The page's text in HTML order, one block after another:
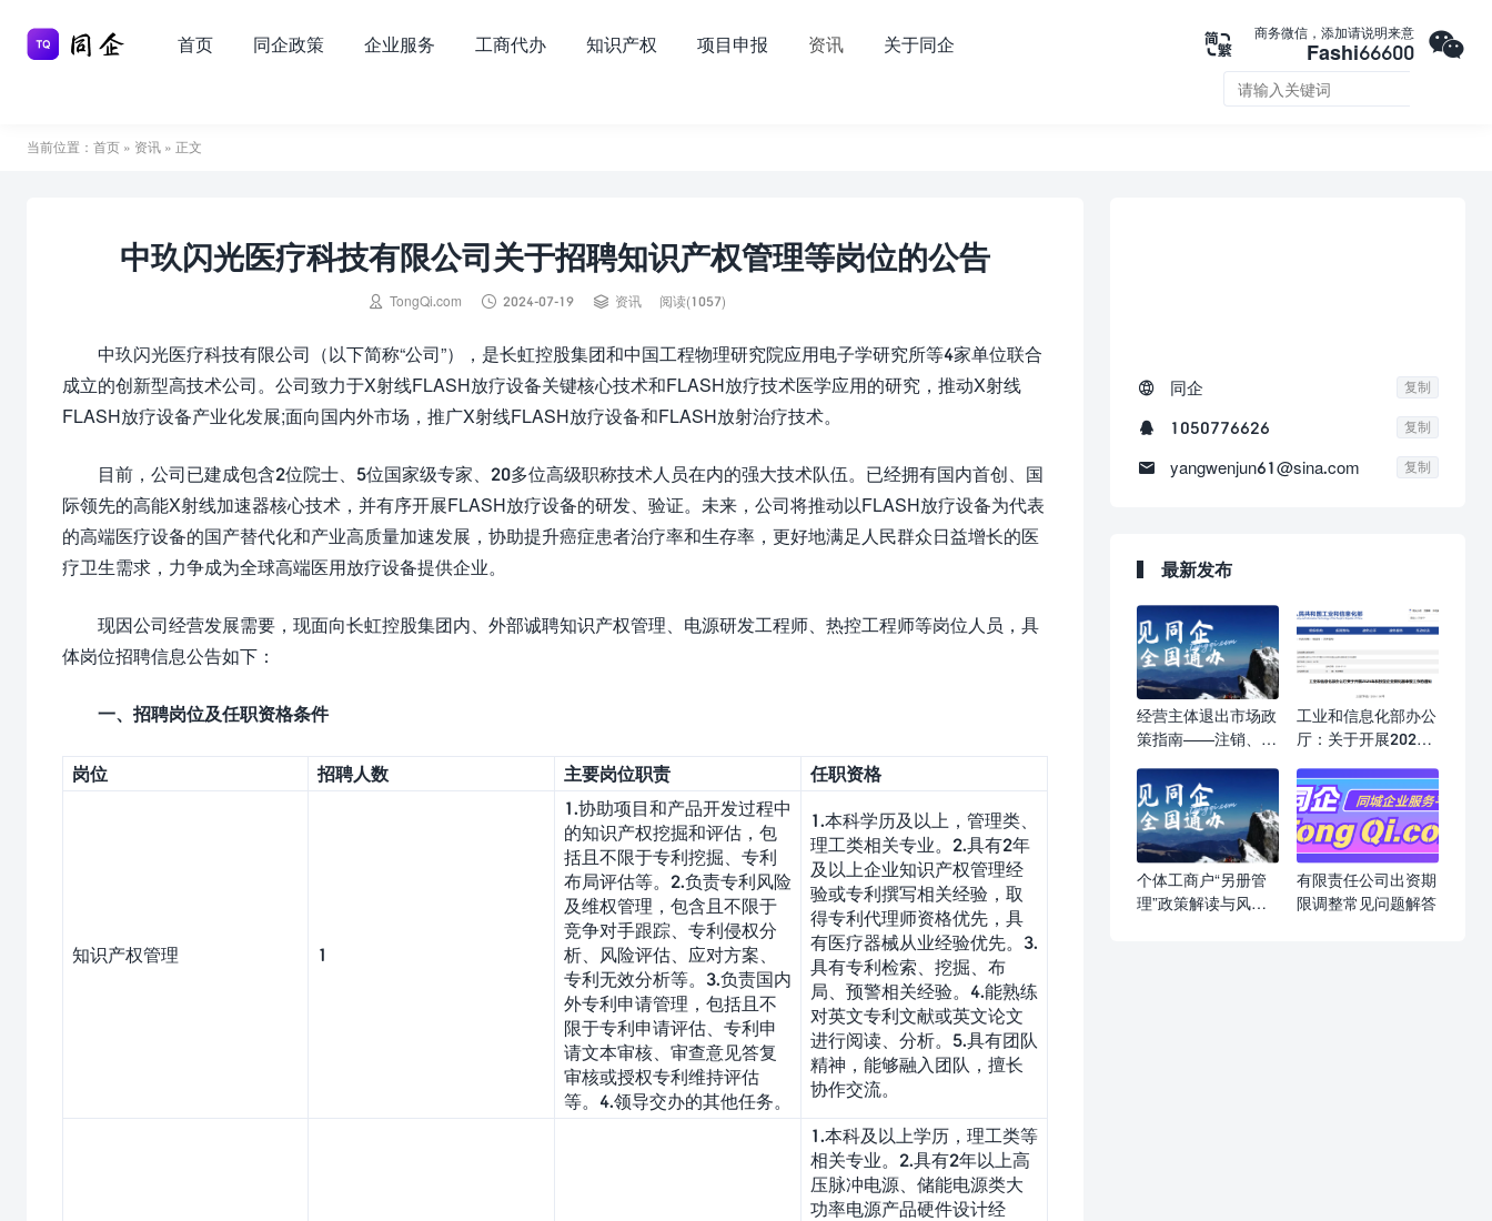
商务微信，添加请说明来意
Fashi66600 

首页 同企政策 企业服务 工商代办 知识产权 项目申报 资讯 关于同企
当前位置： 首页 » 资讯 » 正文
中玖闪光医疗科技有限公司关于招聘知识产权管理等岗位的公告
 TongQi.com  2024-07-19  资讯 阅读(1057)
中玖闪光医疗科技有限公司（以下简称“公司”），是长虹控股集团和中国工程物理研究院应用电子学研究所等4家单位联合
成立的创新型高技术公司。公司致力于X射线FLASH放疗设备关键核心技术和FLASH放疗技术医学应用的研究，推动X射线
FLASH放疗设备产业化发展;面向国内外市场，推广X射线FLASH放疗设备和FLASH放射治疗技术。
目前，公司已建成包含2位院士、5位国家级专家、20多位高级职称技术人员在内的强大技术队伍。已经拥有国内首创、国
际领先的高能X射线加速器核心技术，并有序开展FLASH放疗设备的研发、验证。未来，公司将推动以FLASH放疗设备为代表
的高端医疗设备的国产替代化和产业高质量加速发展，协助提升癌症患者治疗率和生存率，更好地满足人民群众日益增长的医
疗卫生需求，力争成为全球高端医用放疗设备提供企业。
现因公司经营发展需要，现面向长虹控股集团内、外部诚聘知识产权管理、电源研发工程师、热控工程师等岗位人员，具
体岗位招聘信息公告如下：
一、招聘岗位及任职资格条件
岗位 招聘人数 主要岗位职责 任职资格
知识产权管理 1
1.协助项目和产品开发过程中
的知识产权挖掘和评估，包
括且不限于专利挖掘、专利
布局评估等。2.负责专利风险
及维权管理，包含且不限于
竞争对手跟踪、专利侵权分
析、风险评估、应对方案、
专利无效分析等。3.负责国内
外专利申请管理，包括且不
限于专利申请评估、专利申
请文本审核、审查意见答复
审核或授权专利维持评估
等。4.领导交办的其他任务。
1.本科学历及以上，管理类、
理工类相关专业。2.具有2年
及以上企业知识产权管理经
验或专利撰写相关经验，取
得专利代理师资格优先，具
有医疗器械从业经验优先。3.
具有专利检索、挖掘、布
局、预警相关经验。4.能熟练
对英文专利文献或英文论文
进行阅读、分析。5.具有团队
精神，能够融入团队，擅长
协作交流。
1.本科及以上学历，理工类等
相关专业。2.具有2年以上高
压脉冲电源、储能电源类大
功率电源产品硬件设计经
 同企 复制
 1050776626 复制
 yangwenjun61@sina.com 复制
最新发布
经营主体退出市场政
策指南——注销、吊
读懂
工业和信息化部办公
厅：关于开展2026
申报工作的通知
个体工商户“另册管
理”政策解读与风险
有限责任公司出资期
限调整常见问题解答